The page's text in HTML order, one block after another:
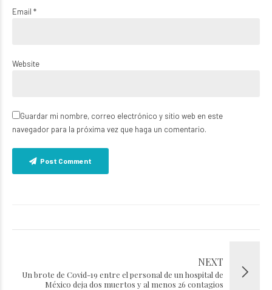
Email *
Website
Guardar mi nombre, correo electrónico y sitio web en este
navegador para la próxima vez que haga un comentario.
Post Comment
NEXT
Un brote de Covid-19 entre el personal de un hospital de
México deja dos muertos y al menos 26 contagios